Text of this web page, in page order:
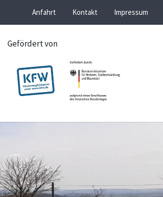
Anfahrt Kontakt Impressum
Gefördert von